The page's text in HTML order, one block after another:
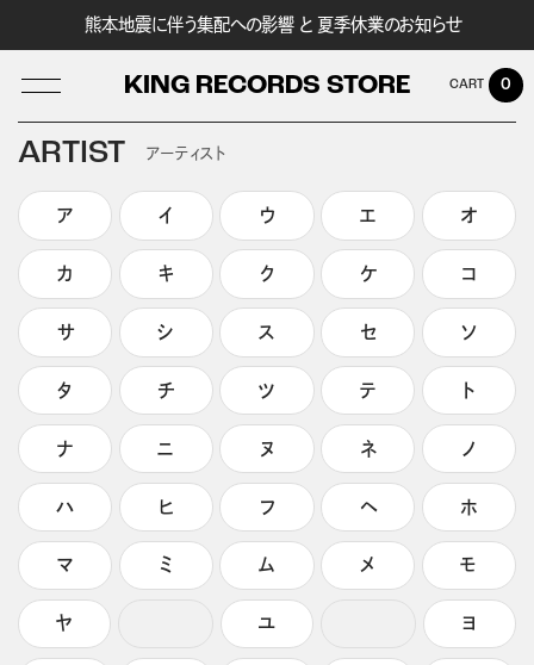
熊本地震に伴う集配への影響 と 夏季休業のお知らせ
KING RECORDS STORE
LOG IN
0
ARTIST アーティスト
ア イ ウ エ オ
カ キ ク ケ コ
サ シ ス セ ソ
タ チ ツ テ ト
ナ ニ ヌ ネ ノ
ハ ヒ フ ヘ ホ
マ ミ ム メ モ
ヤ ユ ヨ